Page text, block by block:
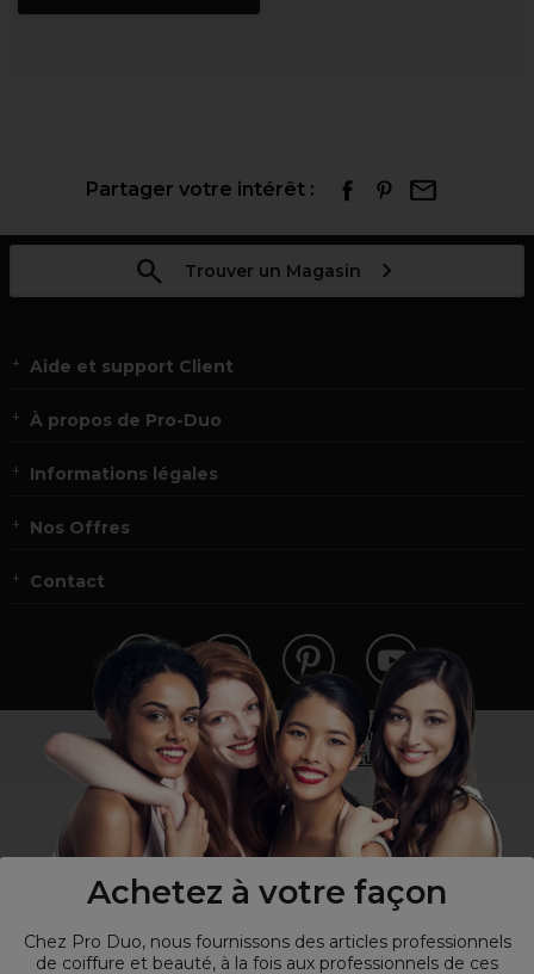
Achetez à votre façon
Chez Pro Duo, nous fournissons des articles professionnels
de coiffure et beauté, à la fois aux professionnels de ces
Partager votre intérêt :
Trouver un Magasin
Aide et support Client
À propos de Pro-Duo
Informations légales
Nos Offres
Contact
Vous n’êtes pas un professionnel ?
Visitez notre site pour les particuliers!